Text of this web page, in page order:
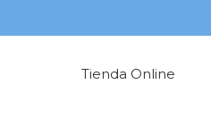
Tienda Online